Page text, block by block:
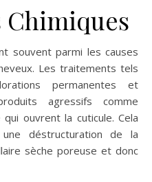
Chimiques
souvent parmi les causes
Les traitements tels
permanentes et
agressifs comme
ouvrent la cuticule. Cela
déstructuration de la
sèche poreuse et donc